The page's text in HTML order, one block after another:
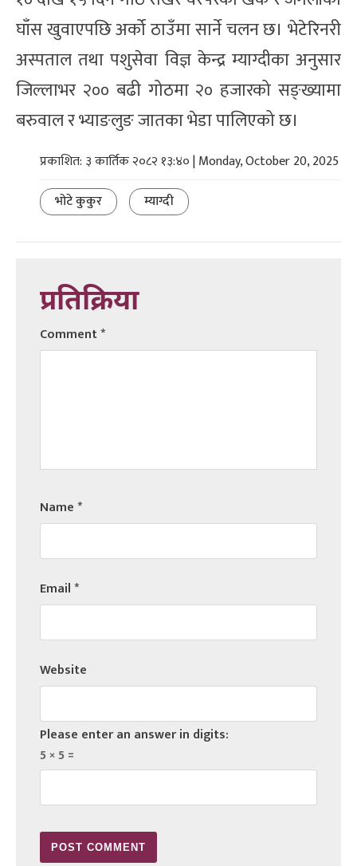
घाँस खुवाएपछि अर्को ठाउँमा सार्ने चलन छ। भेटेरिनरी
अस्पताल तथा पशुसेवा विज्ञ केन्द्र म्याग्दीका अनुसार
जिल्लाभर २०० बढी गोठमा २० हजारको सङ्ख्यामा
बरुवाल र भ्याङलुङ जातका भेडा पालिएको छ।
प्रकाशित: ३ कार्तिक २०८२ १३:४० | Monday, October 20, 2025
भोटे कुकुर
म्याग्दी
प्रतिक्रिया
Comment*
Name*
Email*
Website
Please enter an answer in digits:
5 × 5 =